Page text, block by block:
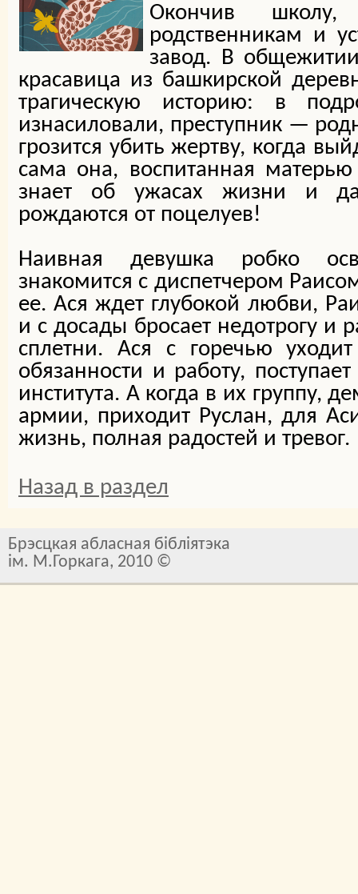
Окончив
родственникам и
завод. В
красавица из башкирской
трагическую историю: в
изнасиловали, преступник —
грозится убить жертву, когда
сама она, воспитанная
знает об ужасах жизни и
рождаются от поцелуев!
Наивная девушка робко
знакомится с диспетчером
ее. Ася ждет глубокой любви,
и с досады бросает недотрогу и
сплетни. Ася с горечью
обязанности и работу,
института. А когда в их группу,
армии, приходит Руслан, для
жизнь, полная радостей и тревог.
Назад в раздел
Брэсцкая абласная бібліятэка
ім. М.Горкага, 2010 ©